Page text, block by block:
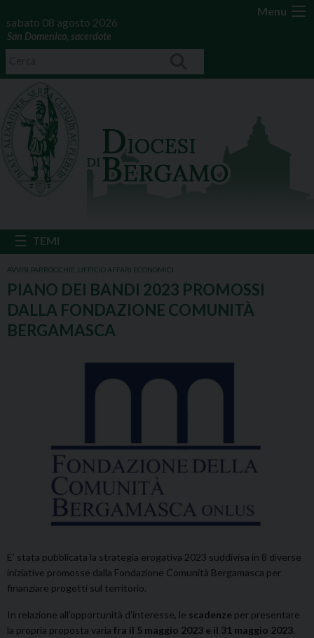
Menu
sabato 08 agosto 2026
San Domenico, sacerdote
AVVISI PARROCCHIE UFFICIO AFFARI ECONOMICI
PIANO DEI BANDI 2023 PROMOSSI
DALLA FONDAZIONE COMUNITÀ
BERGAMASCA
E’ stata pubblicata la strategia erogativa 2023 suddivisa in 8 diverse
iniziative promosse dalla Fondazione Comunità Bergamasca per
finanziare progetti sul territorio.
In relazione all’opportunità d’interesse, le scadenze per presentare
la propria proposta varia fra il 5 maggio 2023 e il 31 maggio 2023.